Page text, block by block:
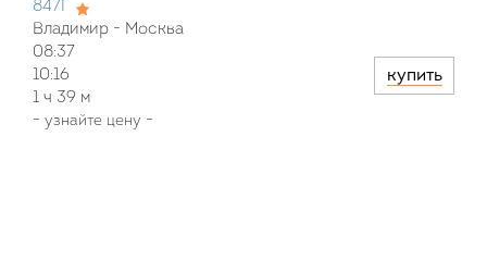
847Г
Владимир - Москва
08:37
10:16
1 ч 39 м
- узнайте цену -
купить